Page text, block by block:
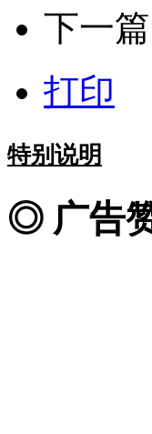
下一篇
打印
特别说明
◎ 广告